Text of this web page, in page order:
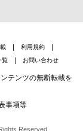
利用規約
覧 お問い合わせ
テンツの無断転載を
事項等
Reserved.